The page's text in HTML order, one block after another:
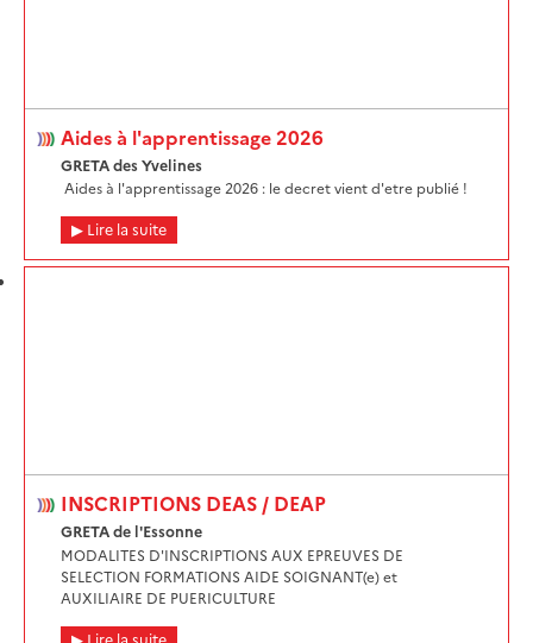
Aides à l'apprentissage 2026
GRETA des Yvelines
Aides à l'apprentissage 2026 : le decret vient d'etre publié !
Lire la suite
INSCRIPTIONS DEAS / DEAP
GRETA de l'Essonne
MODALITES D'INSCRIPTIONS AUX EPREUVES DE
SELECTION FORMATIONS AIDE SOIGNANT(e) et
AUXILIAIRE DE PUERICULTURE
Lire la suite